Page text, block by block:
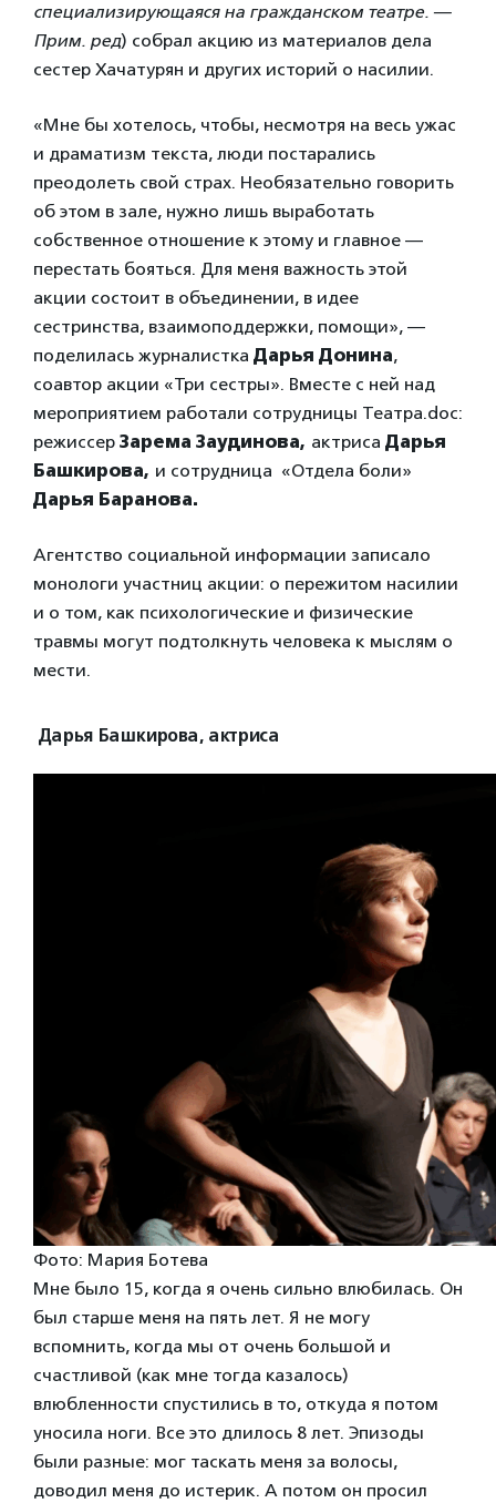
специализирующаяся на гражданском театре. —
Прим. ред) собрал акцию из материалов дела
сестер Хачатурян и других историй о насилии.
«Мне бы хотелось, чтобы, несмотря на весь ужас
и драматизм текста, люди постарались
преодолеть свой страх. Необязательно говорить
об этом в зале, нужно лишь выработать
собственное отношение к этому и главное —
перестать бояться. Для меня важность этой
акции состоит в объединении, в идее
сестринства, взаимоподдержки, помощи», —
поделилась журналистка Дарья Донина,
соавтор акции «Три сестры». Вместе с ней над
мероприятием работали сотрудницы Театра.doc:
режиссер Зарема Заудинова, актриса Дарья
Башкирова, и сотрудница «Отдела боли»
Дарья Баранова.
Агентство социальной информации записало
монологи участниц акции: о пережитом насилии
и о том, как психологические и физические
травмы могут подтолкнуть человека к мыслям о
мести.
Дарья Башкирова, актриса
Фото: Мария Ботева
Мне было 15, когда я очень сильно влюбилась. Он
был старше меня на пять лет. Я не могу
вспомнить, когда мы от очень большой и
счастливой (как мне тогда казалось)
влюбленности спустились в то, откуда я потом
уносила ноги. Все это длилось 8 лет. Эпизоды
были разные: мог таскать меня за волосы,
доводил меня до истерик. А потом он просил